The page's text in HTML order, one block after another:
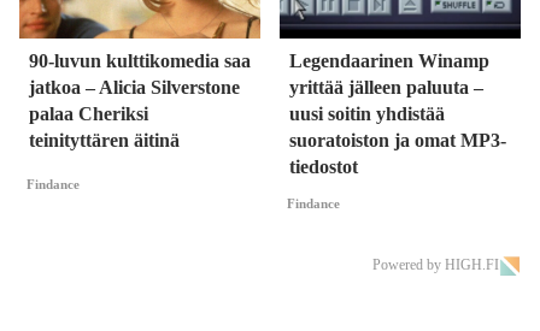
90-luvun kulttikomedia saa
jatkoa – Alicia Silverstone
palaa Cheriksi
teinityttären äitinä
Findance
Legendaarinen Winamp
yrittää jälleen paluuta –
uusi soitin yhdistää
suoratoiston ja omat MP3-
tiedostot
Findance
Powered by HIGH.FI